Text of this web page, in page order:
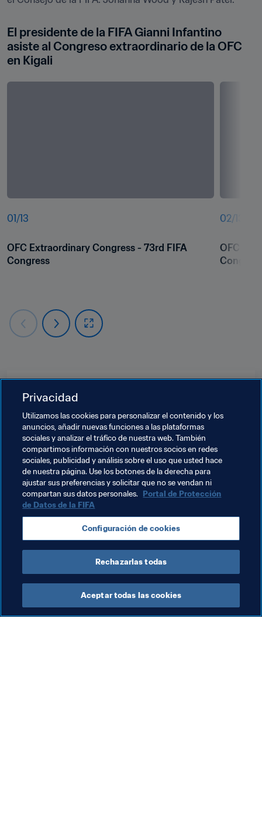
El presidente de la FIFA Gianni Infantino
asiste al Congreso extraordinario de la OFC
en Kigali
01 /13
OFC Extraordinary Congress - 73rd FIFA
Congress
02/13
OFC
Congress
Temas relacionados
Presidente de la FIFA Organización
Organización OFC New Zealand
Solomon Islands Tahiti Cook Islands
American Samoa Samoa Fiji
Papua New Guinea Vanuatu New Caledonia
Tonga
Privacidad
Utilizamos las cookies para personalizar el contenido y los
anuncios, añadir nuevas funciones a las plataformas
sociales y analizar el tráfico de nuestra web. También
compartimos información con nuestros socios en redes
sociales, publicidad y análisis sobre el uso que usted hace
de nuestra página. Use los botones de la derecha para
ajustar sus preferencias y solicitar que no se vendan ni
compartan sus datos personales. Portal de Protección
de Datos de la FIFA
Configuración de cookies
Rechazarlas todas
Aceptar todas las cookies